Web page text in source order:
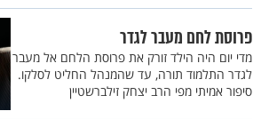
פרוסת לחם מעבר לגדר
מדי יום היה הילד זורק את פרוסת הלחם אל מעבר
לגדר התלמוד תורה, עד שהמנהל החליט לסלקו.
סיפור אמיתי מפי הרב יצחק זילברשטיין